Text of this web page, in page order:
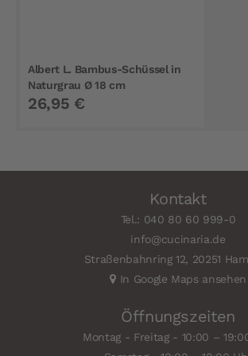
Albert L. Bambus-Schüssel in
Naturgrau Ø 18 cm
26,95 €
Kontakt
Tel.: 040 80 60 999-0
info@cucinaria.de
Straßenbahnring 12, 20251
In Google Maps ansehen
Öffnungszeiten
Montag - Freitag - 10:00 –